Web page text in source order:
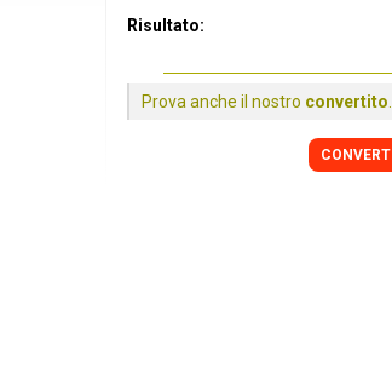
Risultato:
Prova anche il nostro convertitore